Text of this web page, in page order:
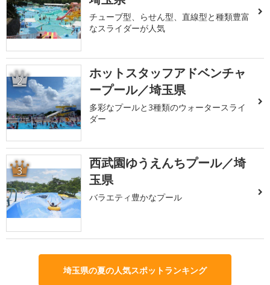
チューブ型、らせん型、直線型と種類豊富
なスライダーが人気
2
ホットスタッフアドベンチャ
ープール／埼玉県
多彩なプールと3種類のウォータースライ
ダー
3
西武園ゆうえんちプール／埼
玉県
バラエティ豊かなプール
埼玉県の夏の人気スポットランキング